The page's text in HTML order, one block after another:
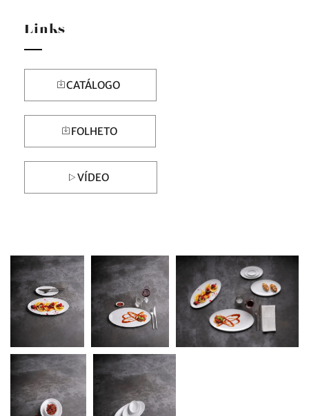
Links
CATÁLOGO
FOLHETO
VÍDEO